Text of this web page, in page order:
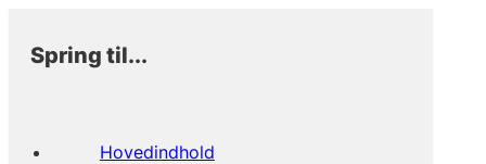
Spring til...
Hovedindhold